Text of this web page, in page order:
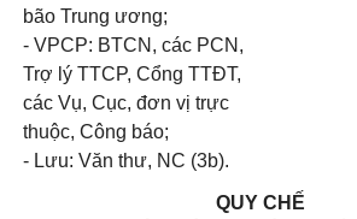
bão Trung ương;
- VPCP: BTCN, các PCN,
Trợ lý TTCP, Cổng TTĐT,
các Vụ, Cục, đơn vị trực
thuộc, Công báo;
- Lưu: Văn thư, NC (3b).
QUY CHẾ